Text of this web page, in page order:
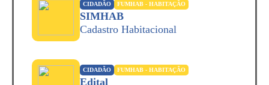
CIDADÃO FUMHAB - HABITAÇÃO
SIMHAB
Cadastro Habitacional
CIDADÃO FUMHAB - HABITAÇÃO
Edital